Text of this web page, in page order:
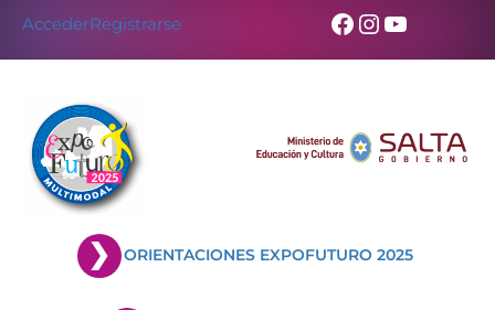
content
AccederRegistrarse Facebook
Instagram
YouTube
ORIENTACIONES EXPOFUTURO 2025